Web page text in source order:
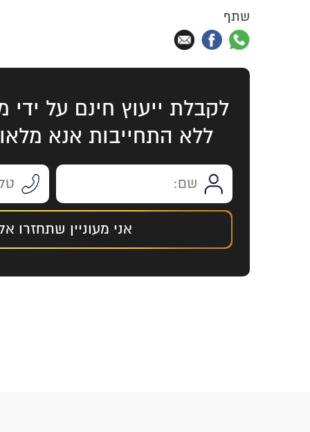
שתף
לקבלת ייעוץ חינם על ידי
ללא התחייבות אנא
אני מעוניין שתחזרו